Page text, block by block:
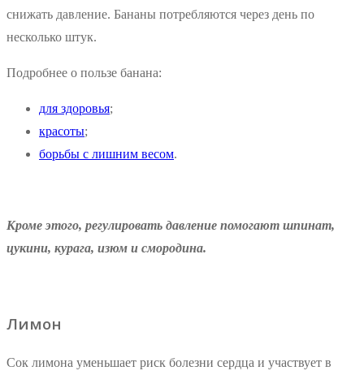
снижать давление. Бананы потребляются через день по
несколько штук.
Подробнее о пользе банана:
для здоровья;
красоты;
борьбы с лишним весом.
Кроме этого, регулировать давление помогают шпинат,
цукини, курага, изюм и смородина.
Лимон
Сок лимона уменьшает риск болезни сердца и участвует в